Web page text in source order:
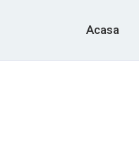
Acasa